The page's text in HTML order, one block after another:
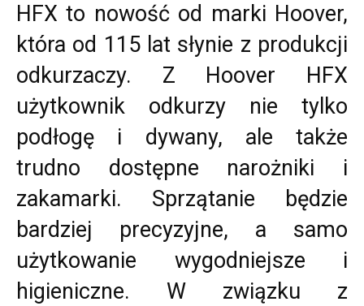
HFX to nowość od marki Hoover,
która od 115 lat słynie z produkcji
odkurzaczy. Z Hoover HFX
użytkownik odkurzy nie tylko
podłogę i dywany, ale także
trudno dostępne narożniki i
zakamarki. Sprzątanie będzie
bardziej precyzyjne, a samo
użytkowanie wygodniejsze i
higieniczne. W związku z